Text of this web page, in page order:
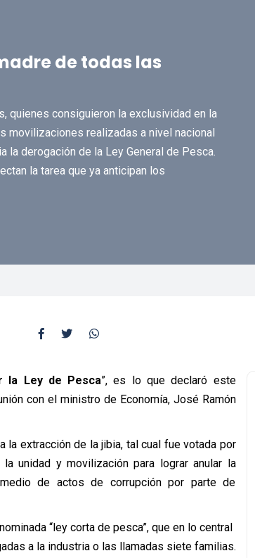
de todas las
quienes consiguieron la exclusividad en la
movilizaciones realizadas a nivel nacional
la derogación de la Ley General de Pesca.
la tarea que ya anticipan los
la Ley de Pesca”, es lo que declaró este
con el ministro de Economía, José Ramón
la extracción de la jibia, tal cual fue votada por
unidad y movilización para lograr anular la
de actos de corrupción por parte de
“ley corta de pesca”, que en lo central
a la industria o las llamadas siete familias.